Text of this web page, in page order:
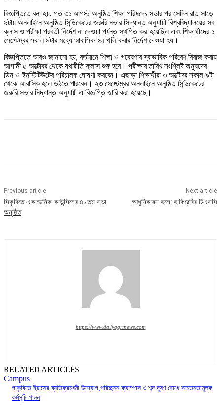
বিজ্ঞপ্তিতে বলা হয়, গত ৩১ আগস্ট অনুষ্ঠিত শিক্ষা পরিষদের সভার পর সেদিন রাত সাড়ে
৯টায় অনলাইনে অনুষ্ঠিত সিন্ডিকেটের জরুরি সভার সিদ্ধান্ত অনুযায়ী বিশ্ববিদ্যালয়ের সব
ক্লাস ও পরীক্ষা পরবর্তী নির্দেশ না দেওয়া পর্যন্ত স্থগিত করা হয়েছিল এবং শিক্ষার্থীদের ১
সেপ্টেম্বর সকাল ৯টার মধ্যে আবাসিক হল খালি করার নির্দেশ দেওয়া হয়।
বিজ্ঞপ্তিতে আরও জানানো হয়, বর্তমানে শিক্ষা ও গবেষণার স্বাভাবিক পরিবেশ বিরাজ করায়
আগামী ৫ অক্টোবর থেকে যথারীতি ক্লাস শুরু হবে। পরীক্ষার তারিখ সংশ্লিষ্ট অনুষদের
ডিন ও ইনস্টিটিউটের পরিচালক ঘোষণা করবেন। এছাড়া শিক্ষার্থীরা ৩ অক্টোবর সকাল ৯টা
থেকে আবাসিক হলে উঠতে পারবেন। ২৩ সেপ্টেম্বর অনলাইনে অনুষ্ঠিত সিন্ডিকেটের
জরুরি সভার সিদ্ধান্ত অনুযায়ী এ বিজ্ঞপ্তি জারি করা হয়েছে।
Previous article
সিকৃবিতে একাডেমিক কাউন্সিলের ৪৮তম সভা
অনুষ্ঠিত
Next article
আধুনিকায়ন হলো হাবিপ্রবির টিএসসি
https://www.dailyagrinews.com
RELATED ARTICLES
Campus
গাকৃবিতে ইয়াসের ব্যতিক্রমধর্মী উদ্যোগ,পরিচ্ছন্ন ক্যাম্পাস ও শব্দ দূষণ রোধে সচেতনতামূলক
কর্মসূচি পালন